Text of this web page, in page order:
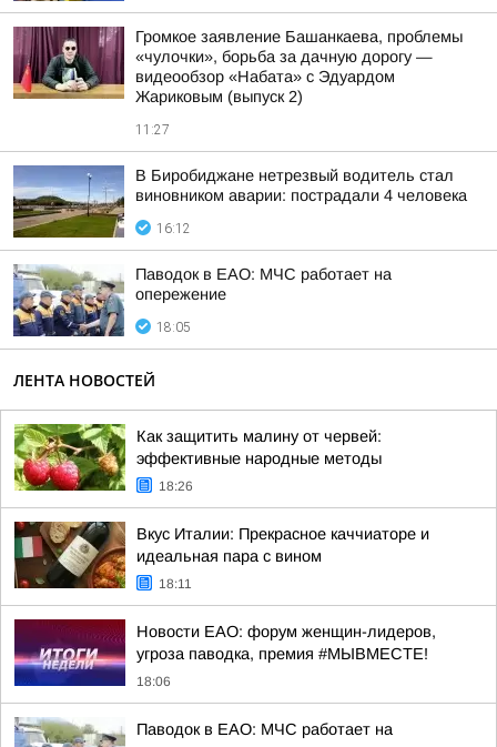
Громкое заявление Башанкаева, проблемы
«чулочки», борьба за дачную дорогу —
видеообзор «Набата» с Эдуардом
Жариковым (выпуск 2)
11:27
В Биробиджане нетрезвый водитель стал
виновником аварии: пострадали 4 человека
16:12
Паводок в ЕАО: МЧС работает на
опережение
18:05
ЛЕНТА НОВОСТЕЙ
Как защитить малину от червей:
эффективные народные методы
18:26
Вкус Италии: Прекрасное каччиаторе и
идеальная пара с вином
18:11
Новости ЕАО: форум женщин-лидеров,
угроза паводка, премия #МЫВМЕСТЕ!
18:06
Паводок в ЕАО: МЧС работает на